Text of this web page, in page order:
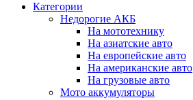
Категории
Недорогие АКБ
На мототехнику
На азиатские авто
На европейские авто
На американские авто
На грузовые авто
Мото аккумуляторы